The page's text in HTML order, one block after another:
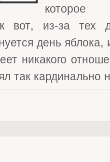
которое
вот, из-за
день
никакого
так кардинально